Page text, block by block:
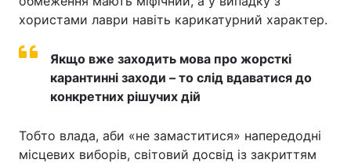
хористами лаври навіть карикатурний характер.
Якщо вже заходить мова про жорсткі
карантинні заходи – то слід вдаватися до
конкретних рішучих дій
Тобто влада, аби «не замаститися» напередодні
місцевих виборів, світовий досвід із закриттям